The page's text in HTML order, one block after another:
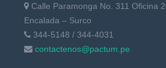
Calle Paramonga No. 311 Oficina
Encalada – Surco
344-5148 / 344-4031
contactenos@pactum.pe